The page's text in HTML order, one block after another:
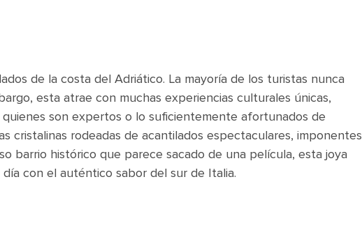
de la costa del Adriático. La mayoría de los turistas nunca
esta atrae con muchas experiencias culturales únicas,
son expertos o lo suficientemente afortunados de
cristalinas rodeadas de acantilados espectaculares, imponentes
barrio histórico que parece sacado de una película, esta joya
con el auténtico sabor del sur de Italia.